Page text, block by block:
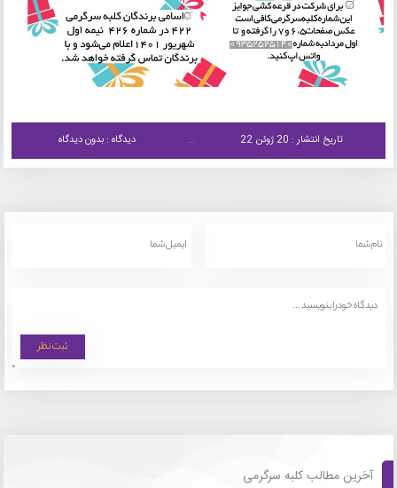
تاریخ انتشار : 20 ژوئن 22 دیدگاه : بدون دیدگاه
آخرین مطالب کلبه سرگرمی